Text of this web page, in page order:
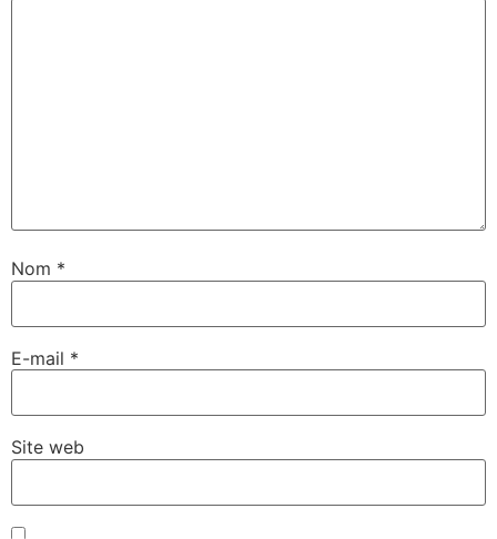
Nom *
E-mail *
Site web